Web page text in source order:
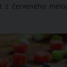
z červeného